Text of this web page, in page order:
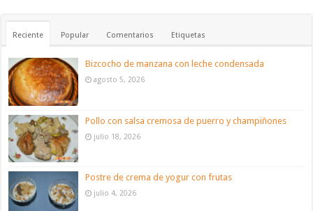
Reciente Popular Comentarios Etiquetas
Bizcocho de manzana con leche condensada
agosto 5, 2026
Pollo con salsa cremosa de puerro y champiñones
julio 18, 2026
Postre de crema de yogur con frutas
julio 4, 2026